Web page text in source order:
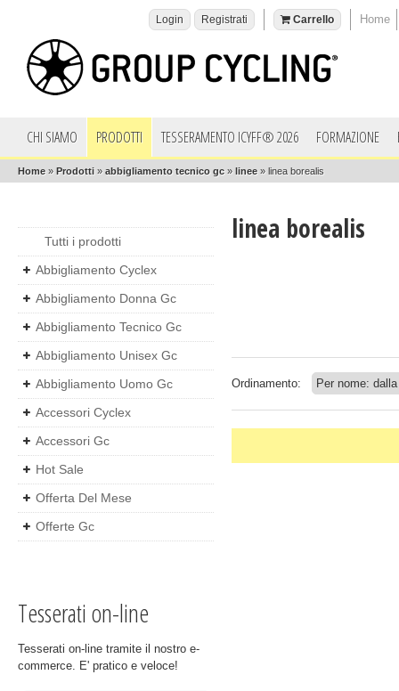
Home
Carrello
Login Registrati
CHI SIAMO PRODOTTI TESSERAMENTO ICYFF® 2026 FORMAZIONE
Home » Prodotti » abbigliamento tecnico gc » linee » linea borealis
Tutti i prodotti
Abbigliamento Cyclex
Abbigliamento Donna Gc
Abbigliamento Tecnico Gc
Abbigliamento Unisex Gc
Abbigliamento Uomo Gc
Accessori Cyclex
Accessori Gc
Hot Sale
Offerta Del Mese
Offerte Gc
Tesserati on-line
Tesserati on-line tramite il nostro e-
commerce. E' pratico e veloce!
linea borealis
Ordinamento: